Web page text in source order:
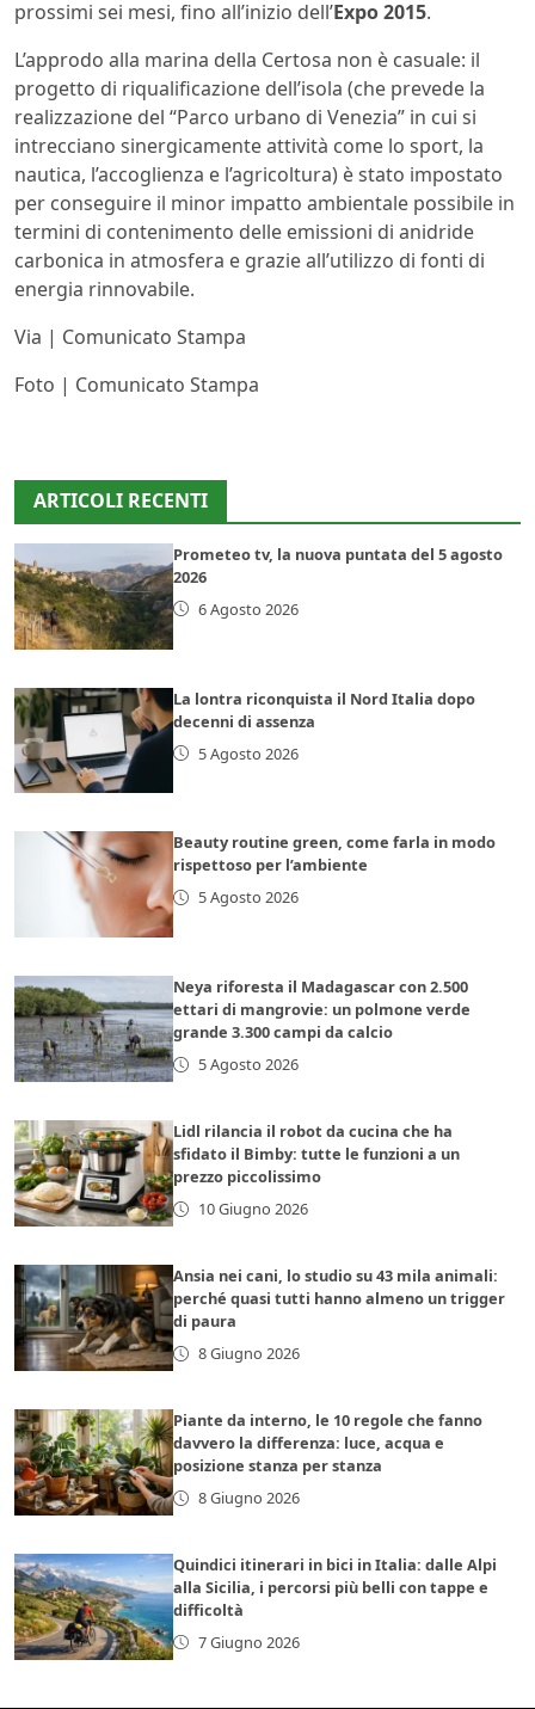
prossimi sei mesi, fino all’inizio dell’Expo 2015.
L’approdo alla marina della Certosa non è casuale: il
progetto di riqualificazione dell’isola (che prevede la
realizzazione del “Parco urbano di Venezia” in cui si
intrecciano sinergicamente attività come lo sport, la
nautica, l’accoglienza e l’agricoltura) è stato impostato
per conseguire il minor impatto ambientale possibile in
termini di contenimento delle emissioni di anidride
carbonica in atmosfera e grazie all’utilizzo di fonti di
energia rinnovabile.
Via | Comunicato Stampa
Foto | Comunicato Stampa
ARTICOLI RECENTI
Prometeo tv, la nuova puntata del 5 agosto
2026
6 Agosto 2026
La lontra riconquista il Nord Italia dopo
decenni di assenza
5 Agosto 2026
Beauty routine green, come farla in modo
rispettoso per l’ambiente
5 Agosto 2026
Neya riforesta il Madagascar con 2.500
ettari di mangrovie: un polmone verde
grande 3.300 campi da calcio
5 Agosto 2026
Lidl rilancia il robot da cucina che ha
sfidato il Bimby: tutte le funzioni a un
prezzo piccolissimo
10 Giugno 2026
Ansia nei cani, lo studio su 43 mila animali:
perché quasi tutti hanno almeno un trigger
di paura
8 Giugno 2026
Piante da interno, le 10 regole che fanno
davvero la differenza: luce, acqua e
posizione stanza per stanza
8 Giugno 2026
Quindici itinerari in bici in Italia: dalle Alpi
alla Sicilia, i percorsi più belli con tappe e
difficoltà
7 Giugno 2026